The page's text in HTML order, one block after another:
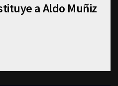
a Aldo Muñiz